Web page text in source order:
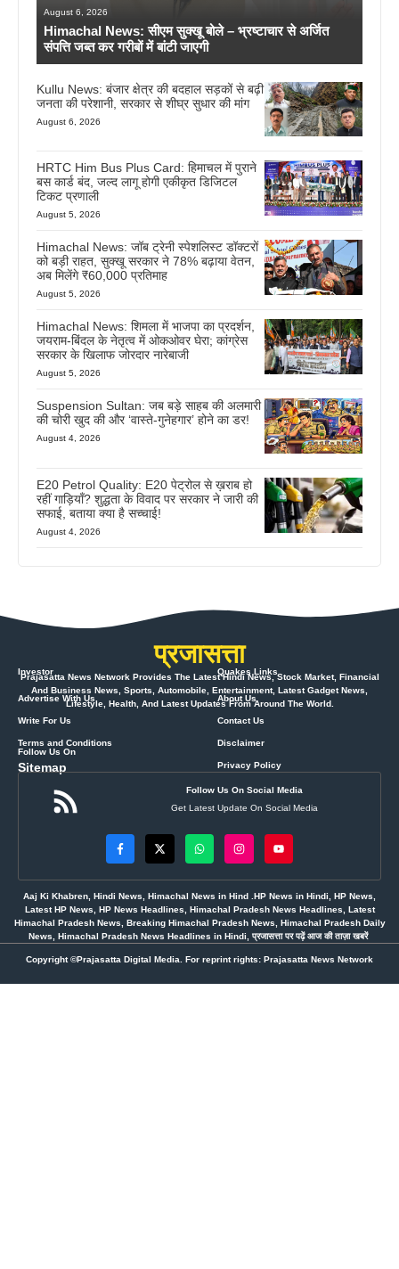
August 6, 2026
Himachal News: सीएम सुक्खू बोले – भ्रष्टाचार से अर्जित
संपत्ति जब्त कर गरीबों में बांटी जाएगी
Kullu News: बंजार क्षेत्र की बदहाल सड़कों से बढ़ी
जनता की परेशानी, सरकार से शीघ्र सुधार की मांग
August 6, 2026
HRTC Him Bus Plus Card: हिमाचल में पुराने
बस कार्ड बंद, जल्द लागू होगी एकीकृत डिजिटल
टिकट प्रणाली
August 5, 2026
Himachal News: जॉब ट्रेनी स्पेशलिस्ट डॉक्टरों
को बड़ी राहत, सुक्खू सरकार ने 78% बढ़ाया वेतन,
अब मिलेंगे ₹60,000 प्रतिमाह
August 5, 2026
Himachal News: शिमला में भाजपा का प्रदर्शन,
जयराम-बिंदल के नेतृत्व में ओकओवर घेरा; कांग्रेस
सरकार के खिलाफ जोरदार नारेबाजी
August 5, 2026
Suspension Sultan: जब बड़े साहब की अलमारी
की चोरी खुद की और ‘वास्ते-गुनेहगार’ होने का डर!
August 4, 2026
E20 Petrol Quality: E20 पेट्रोल से ख़राब हो
रहीं गाड़ियाँ? शुद्धता के विवाद पर सरकार ने जारी की
सफाई, बताया क्या है सच्चाई!
August 4, 2026
प्रजासत्ता
Prajasatta News Network Provides The Latest Hindi News, Stock Market, Financial
And Business News, Sports, Automobile, Entertainment, Latest Gadget News,
Lifestyle, Health, And Latest Updates From Around The World.
Investor
Advertise With Us
Write For Us
Terms and Conditions
Sitemap
Quakes Links
About Us
Contact Us
Disclaimer
Privacy Policy
Follow Us On
Follow Us On Social Media
Get Latest Update On Social Media
Aaj Ki Khabren, Hindi News, Himachal News in Hind .HP News in Hindi, HP News,
Latest HP News, HP News Headlines, Himachal Pradesh News Headlines, Latest
Himachal Pradesh News, Breaking Himachal Pradesh News, Himachal Pradesh Daily
News, Himachal Pradesh News Headlines in Hindi, प्रजासत्ता पर पढ़ें आज की ताज़ा खबरें
Copyright ©Prajasatta Digital Media. For reprint rights: Prajasatta News Network